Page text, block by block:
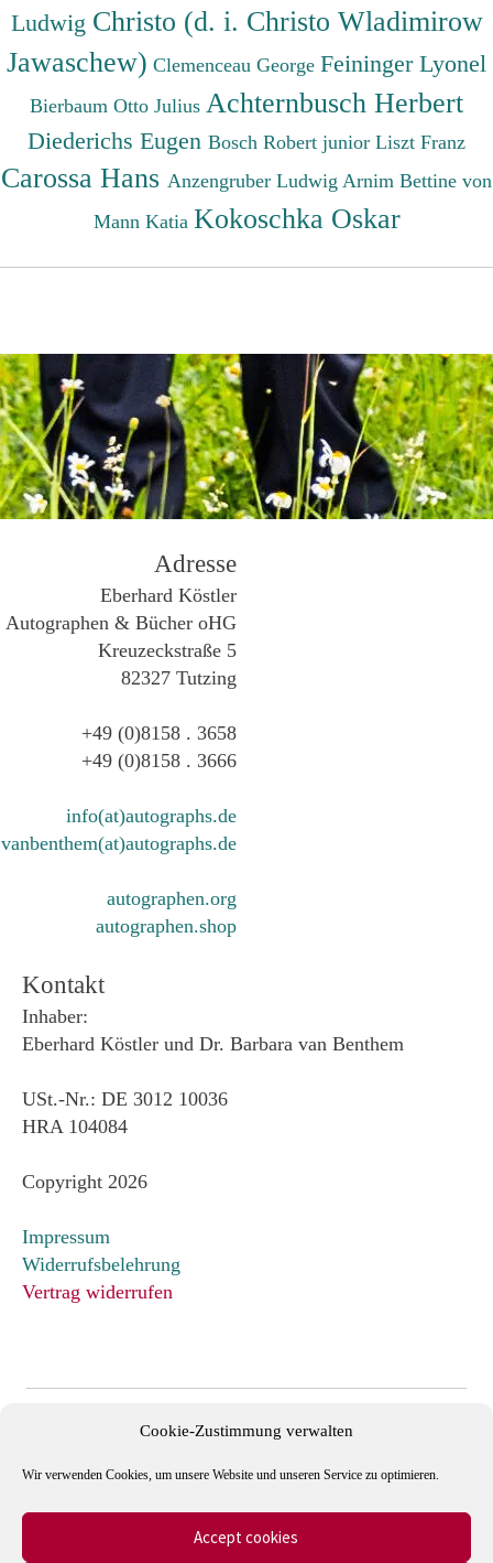
Cookie-Zustimmung verwalten
Wir verwenden Cookies, um unsere Website und unseren Service zu optimieren.
Accept cookies
Ludwig Christo (d. i. Christo Wladimirow
Jawaschew) Clemenceau George Feininger Lyonel
Bierbaum Otto Julius Achternbusch Herbert
Diederichs Eugen Bosch Robert junior Liszt Franz
Carossa Hans Anzengruber Ludwig Arnim Bettine von
Mann Katia Kokoschka Oskar
Adresse
Eberhard Köstler
Autographen & Bücher oHG
Kreuzeckstraße 5
82327 Tutzing
+49 (0)8158 . 3658
+49 (0)8158 . 3666
info(at)autographs.de
vanbenthem(at)autographs.de
autographen.org
autographen.shop
Kontakt
Inhaber:
Eberhard Köstler und Dr. Barbara van Benthem
USt.-Nr.: DE 3012 10036
HRA 104084
Copyright 2026
Impressum
Widerrufsbelehrung
Vertrag widerrufen